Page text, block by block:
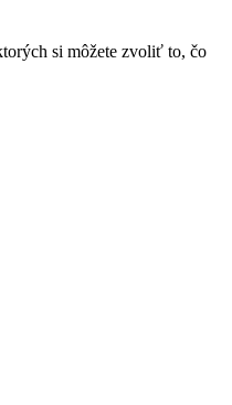
si môžete zvoliť to, čo